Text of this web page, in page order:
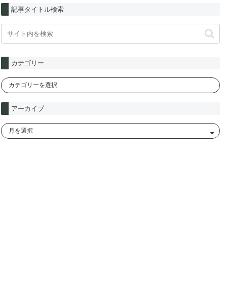
記事タイトル検索
カテゴリー
アーカイブ